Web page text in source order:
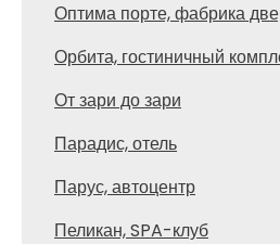
Оптима порте, фабрика
Орбита, гостиничный
От зари до зари
Парадис, отель
Парус, автоцентр
Пеликан, SPA-клуб